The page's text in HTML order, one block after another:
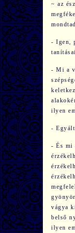
~ az
- Igen,
- Mi a
ilyen
-
- És mi
vágya
belső
ilyen